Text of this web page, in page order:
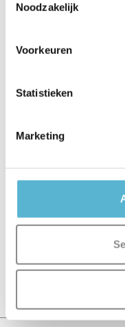
Noodzakelijk
Voorkeuren
Statistieken
Marketing
3,8 W...
€7,95
€5,95
0/5 Based
Er zijn nog geen reviews